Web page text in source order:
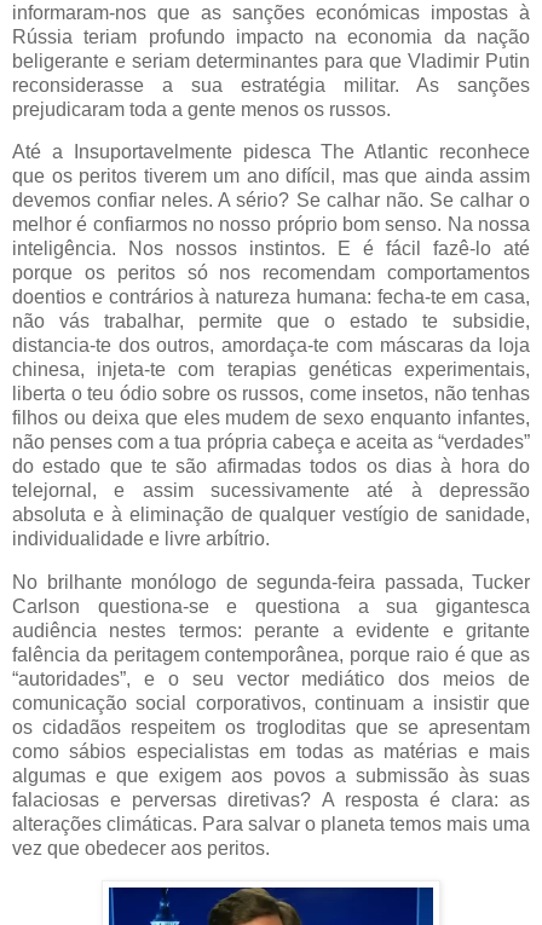
informaram-nos que as sanções económicas impostas à
Rússia teriam profundo impacto na economia da nação
beligerante e seriam determinantes para que Vladimir Putin
reconsiderasse a sua estratégia militar. As sanções
prejudicaram toda a gente menos os russos.
Até a Insuportavelmente pidesca The Atlantic reconhece
que os peritos tiverem um ano difícil, mas que ainda assim
devemos confiar neles. A sério? Se calhar não. Se calhar o
melhor é confiarmos no nosso próprio bom senso. Na nossa
inteligência. Nos nossos instintos. E é fácil fazê-lo até
porque os peritos só nos recomendam comportamentos
doentios e contrários à natureza humana: fecha-te em casa,
não vás trabalhar, permite que o estado te subsidie,
distancia-te dos outros, amordaça-te com máscaras da loja
chinesa, injeta-te com terapias genéticas experimentais,
liberta o teu ódio sobre os russos, come insetos, não tenhas
filhos ou deixa que eles mudem de sexo enquanto infantes,
não penses com a tua própria cabeça e aceita as “verdades”
do estado que te são afirmadas todos os dias à hora do
telejornal, e assim sucessivamente até à depressão
absoluta e à eliminação de qualquer vestígio de sanidade,
individualidade e livre arbítrio.
No brilhante monólogo de segunda-feira passada, Tucker
Carlson questiona-se e questiona a sua gigantesca
audiência nestes termos: perante a evidente e gritante
falência da peritagem contemporânea, porque raio é que as
“autoridades”, e o seu vector mediático dos meios de
comunicação social corporativos, continuam a insistir que
os cidadãos respeitem os trogloditas que se apresentam
como sábios especialistas em todas as matérias e mais
algumas e que exigem aos povos a submissão às suas
falaciosas e perversas diretivas? A resposta é clara: as
alterações climáticas. Para salvar o planeta temos mais uma
vez que obedecer aos peritos.